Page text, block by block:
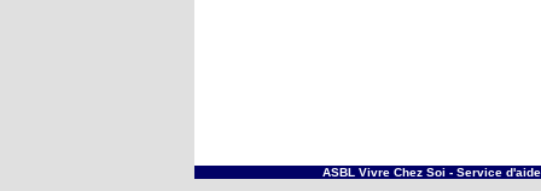
ASBL Vivre Chez Soi - Service